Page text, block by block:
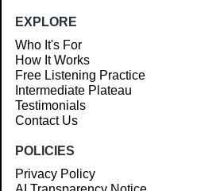
EXPLORE
Who It's For
How It Works
Free Listening Practice
Intermediate Plateau
Testimonials
Contact Us
POLICIES
Privacy Policy